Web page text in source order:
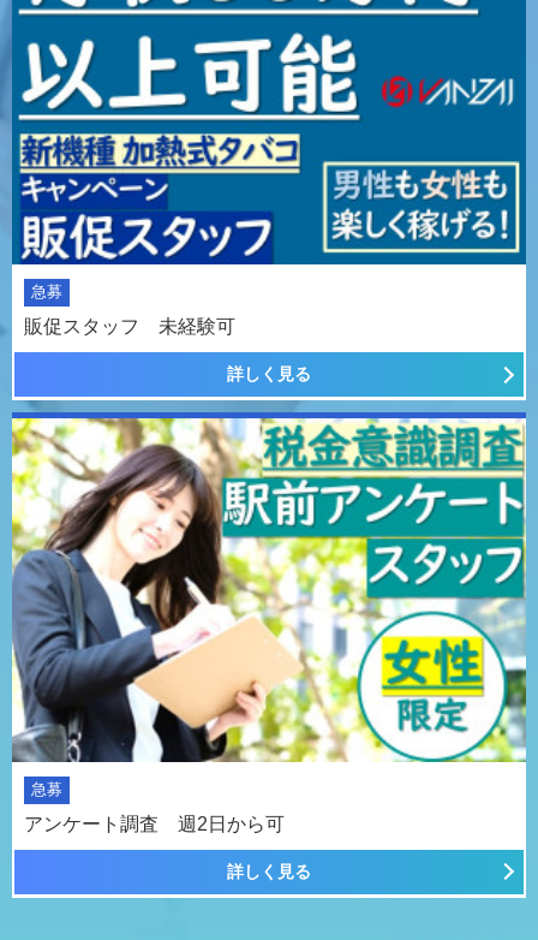
急募
販促スタッフ 未経験可
詳しく見る
急募
アンケート調査 週2日から可
詳しく見る